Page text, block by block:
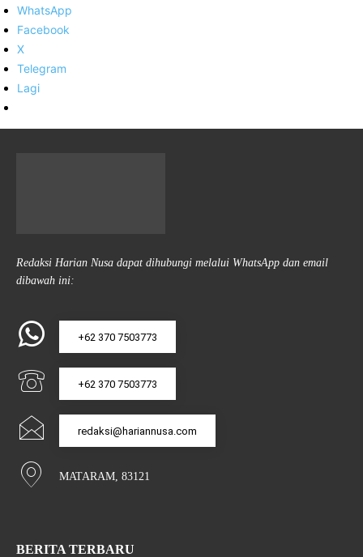
WhatsApp
Facebook
X
Telegram
Lagi
Redaksi Harian Nusa dapat dihubungi melalui WhatsApp dan email
dibawah ini:
+62 370 7503773
+62 370 7503773
redaksi@hariannusa.com
MATARAM, 83121
BERITA TERBARU